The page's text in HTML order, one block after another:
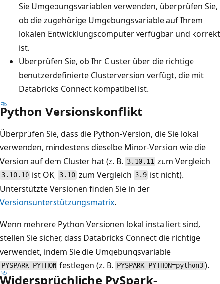
Sie Umgebungsvariablen verwenden, überprüfen Sie,
ob die zugehörige Umgebungsvariable auf Ihrem
lokalen Entwicklungscomputer verfügbar und korrekt
ist.
Überprüfen Sie, ob Ihr Cluster über die richtige
benutzerdefinierte Clusterversion verfügt, die mit
Databricks Connect kompatibel ist.
Python Versionskonflikt
Überprüfen Sie, dass die Python-Version, die Sie lokal
verwenden, mindestens dieselbe Minor-Version wie die
Version auf dem Cluster hat (z. B. 3.10.11 zum Vergleich
3.10.10 ist OK, 3.10zum Vergleich 3.9 ist nicht).
Unterstützte Versionen finden Sie in der
Versionsunterstützungsmatrix.
Wenn mehrere Python Versionen lokal installiert sind,
stellen Sie sicher, dass Databricks Connect die richtige
verwendet, indem Sie die Umgebungsvariable
PYSPARK_PYTHON festlegen (z. B. PYSPARK_PYTHON=python3).
Widersprüchliche PySpark-